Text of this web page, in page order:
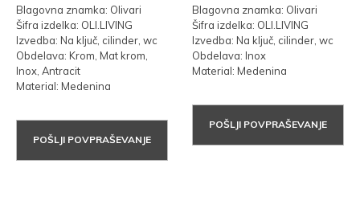
Blagovna znamka: Olivari
Šifra izdelka: OLI.LIVING
Izvedba: Na ključ, cilinder, wc
Obdelava: Krom, Mat krom,
Inox, Antracit
Material: Medenina
POŠLJI POVPRAŠEVANJE
Blagovna znamka: Olivari
Šifra izdelka: OLI.LIVING
Izvedba: Na ključ, cilinder, wc
Obdelava: Inox
Material: Medenina
POŠLJI POVPRAŠEVANJE